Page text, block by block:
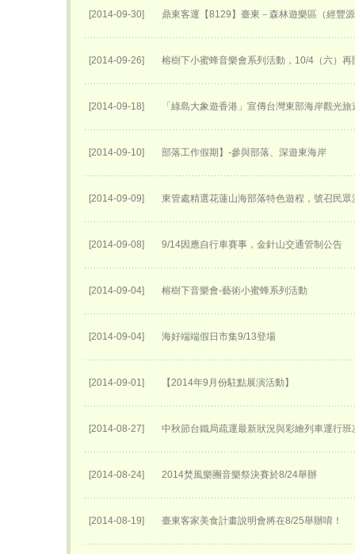
[2014-09-30] 鼎東客運【8129】臺東－森林遊樂區（經豐
[2014-09-26] 榕樹下小蜜蜂音樂會系列活動，10/4（六）再
[2014-09-18] 「綠島大象遊香港」宣傳台灣東部海岸觀光
[2014-09-10] 部落工作假期】-參與部落、深遊東海岸
[2014-09-09] 東管處精選花蓮山海部落特色遊程，號召民
[2014-09-08] 9/14因應自行車賽事，金針山交通管制公告
[2014-09-04] 榕樹下音樂會-藝術小蜜蜂系列活動
[2014-09-04] 海好端端假日市集9/13登場
[2014-09-01] 【2014年9月份駐點展演活動】
[2014-08-27] 中秋節台鐵局疏運最新狀況與彩繪列車運行班
[2014-08-24] 2014焚風樂團音樂祭決賽於8/24舉辦
[2014-08-19] 臺東客家美食計畫說明會將在8/25舉辦唷！